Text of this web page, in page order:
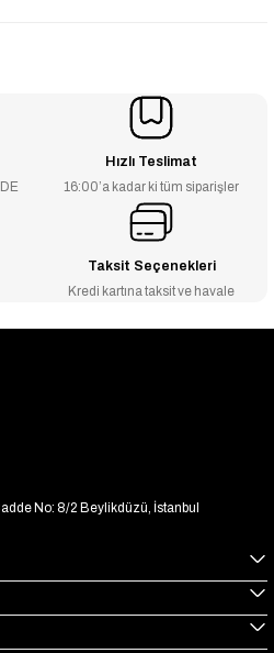
Hızlı Teslimat
16:00’a kadar ki tüm siparişler
Taksit Seçenekleri
Kredi kartına taksit ve havale
No: 8/2 Beylikdüzü, İstanbul